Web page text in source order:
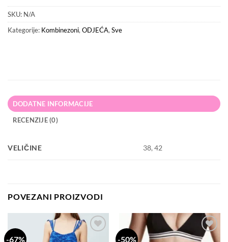
SKU: N/A
Kategorije: Kombinezoni,ODJEĆA,Sve
DODATNE INFORMACIJE
RECENZIJE (0)
VELIČINE 38, 42
POVEZANI PROIZVODI
-67% -50%
Dodaj